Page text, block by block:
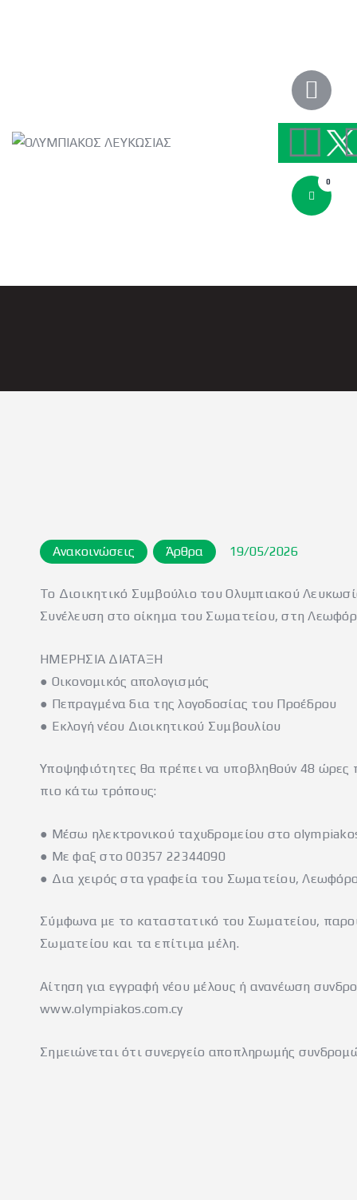
0
e-Shop
Ανακοινώσεις Άρθρα 19/05/2026
Το Διοικητικό Συμβούλιο του Ολυμπιακού
Συνέλευση στο οίκημα του Σωματείου, στη
ΗΜΕΡΗΣΙΑ ΔΙΑΤΑΞΗ
● Οικονομικός απολογισμός
● Πεπραγμένα δια της λογοδοσίας του Προέδρου
● Εκλογή νέου Διοικητικού Συμβουλίου
Υποψηφιότητες θα πρέπει να υποβληθούν 48 ώρες
πιο κάτω τρόπους:
● Μέσω ηλεκτρονικού ταχυδρομείου στο
● Με φαξ στο 00357 22344090
● Δια χειρός στα γραφεία του Σωματείου,
Σύμφωνα με το καταστατικό του Σωματείου,
Σωματείου και τα επίτιμα μέλη.
Αίτηση για εγγραφή νέου μέλους ή ανανέωση
www.olympiakos.com.cy
Σημειώνεται ότι συνεργείο αποπληρωμής